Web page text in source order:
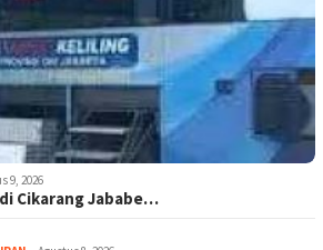
9, 2026
Cikarang Jababe…